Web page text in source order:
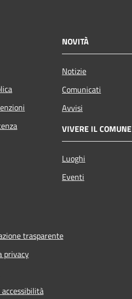
NOVITÀ
Notizie
Comunicati
Avvisi
VIVERE IL COMUNE
Luoghi
Eventi
trasparente
privacy